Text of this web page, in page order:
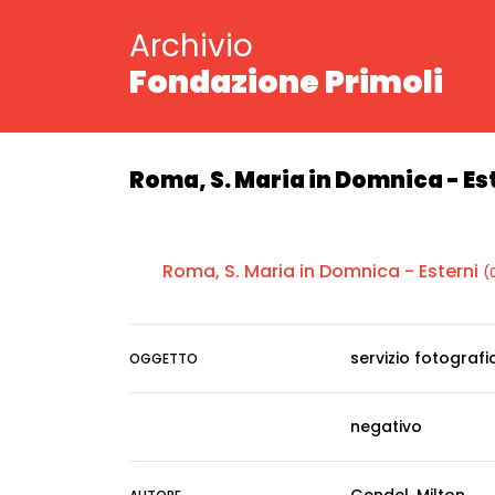
Archivio
Fondazione Primoli
Roma, S. Maria in Domnica -
Roma, S. Maria in Domnica - Esterni
OGGETTO servizio
negativo